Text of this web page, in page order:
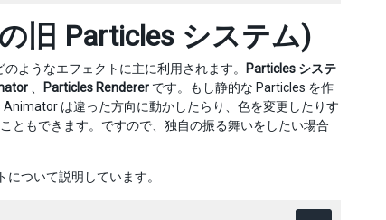
旧 Particles システム)
ようなエフェクトに主に利用されます。
Particles システ
Particles Renderer です。もし静的な Particles を作
は違った方向に動かしたらり、色を変更したりす
ともできます。ですので、独自の振る舞いをしたい場合
ついて説明しています。